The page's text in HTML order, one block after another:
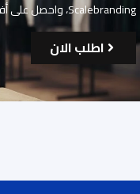
Scalebranding، واحصل على أفضل القطع بأسعار مميزة لفترة محدودة.
اطلب الان